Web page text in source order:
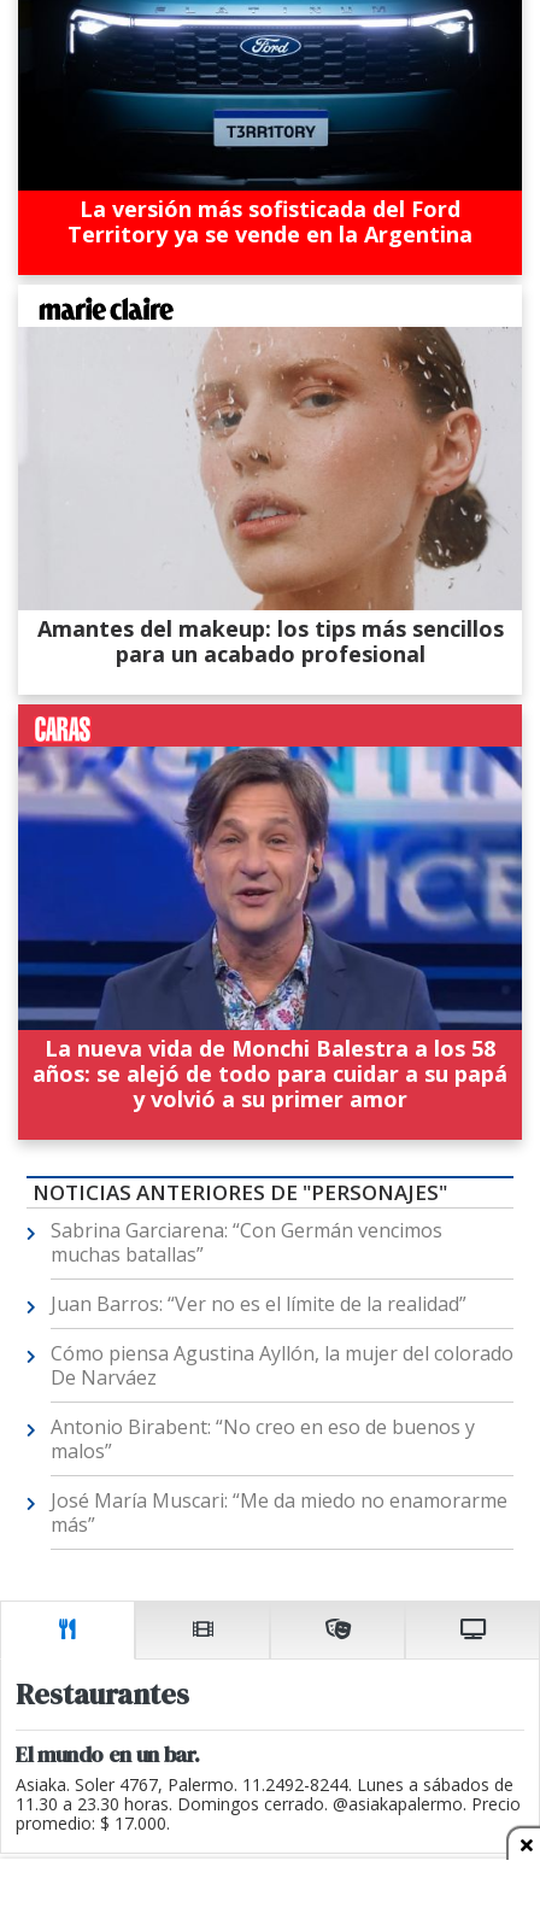
La versión más sofisticada del Ford
Territory ya se vende en la Argentina
Amantes del makeup: los tips más sencillos
para un acabado profesional
La nueva vida de Monchi Balestra a los 58
años: se alejó de todo para cuidar a su papá
y volvió a su primer amor
NOTICIAS ANTERIORES DE "PERSONAJES"
Sabrina Garciarena: “Con Germán vencimos
muchas batallas”
Juan Barros: “Ver no es el límite de la realidad”
Cómo piensa Agustina Ayllón, la mujer del colorado
De Narváez
Antonio Birabent: “No creo en eso de buenos y
malos”
José María Muscari: “Me da miedo no enamorarme
más”
Restaurantes
El mundo en un bar.
Asiaka. Soler 4767, Palermo. 11.2492-8244. Lunes a sábados de
11.30 a 23.30 horas. Domingos cerrado. @asiakapalermo. Precio
promedio: $ 17.000.